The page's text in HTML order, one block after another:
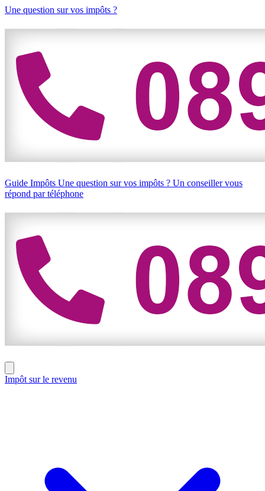
Une question sur vos impôts ?
Guide Impôts Une question sur vos impôts ? Un conseiller vous
répond par téléphone
Impôt sur le revenu